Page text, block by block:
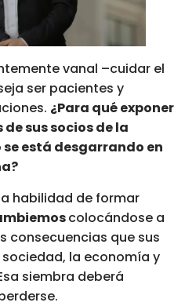
vanal –cuidar el
ser pacientes y
¿Para qué exponer
sus socios de la
está desgarrando en
habilidad de formar
colocándose a
consecuencias que sus
la economía y
siembra deberá